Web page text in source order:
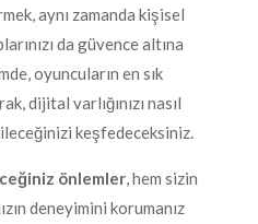
aynı zamanda kişisel
da güvence altına
oyuncuların en sık
dijital varlığınızı nasıl
keşfedeceksiniz.
önlemler, hem sizin
deneyimini korumanız